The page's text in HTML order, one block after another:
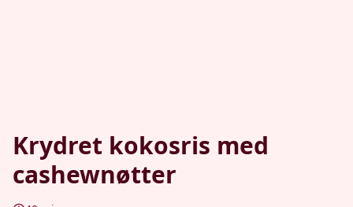
Krydret kokosris med
cashewnøtter